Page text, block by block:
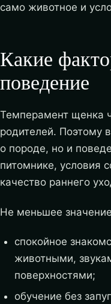
само животное и
Какие
поведение
Темперамент щенка
родителей. Поэтому
о породе, но и
питомнике, условия
качество раннего
Не меньшее
спокойное
животными,
поверхностями;
обучение без